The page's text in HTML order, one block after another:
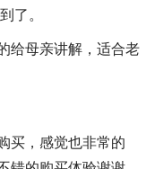
了。
给母亲讲解，适合老
买，感觉也非常的